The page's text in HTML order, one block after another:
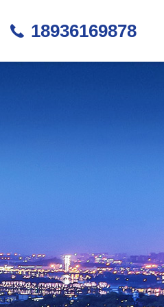
18936169878